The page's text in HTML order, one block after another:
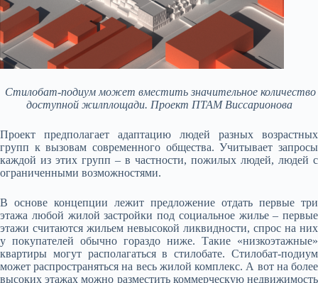
Стилобат-подиум может вместить значительное количество
доступной жилплощади. Проект ПТАМ Виссарионова
Проект предполагает адаптацию людей разных возрастных
групп к вызовам современного общества. Учитывает запросы
каждой из этих групп – в частности, пожилых людей, людей с
ограниченными возможностями.
В основе концепции лежит предложение отдать первые три
этажа любой жилой застройки под социальное жилье – первые
этажи считаются жильем невысокой ликвидности, спрос на них
у покупателей обычно гораздо ниже. Такие «низкоэтажные»
квартиры могут располагаться в стилобате. Стилобат-подиум
может распространяться на весь жилой комплекс. А вот на более
высоких этажах можно разместить коммерческую недвижимость